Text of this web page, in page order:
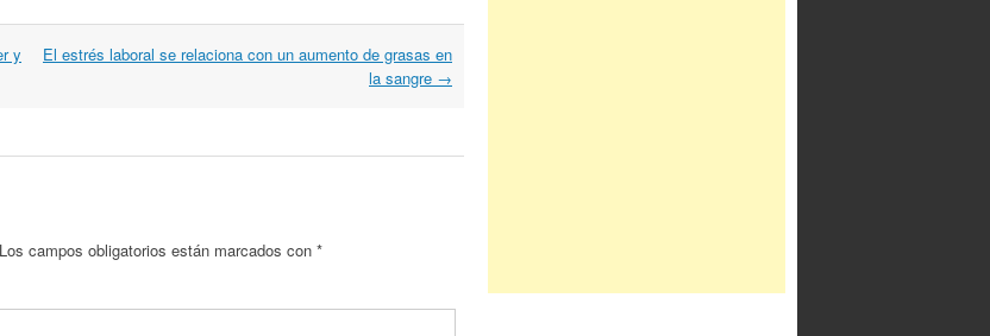
y
El estrés laboral se relaciona con un aumento de grasas en
la sangre →
Los campos obligatorios están marcados con *